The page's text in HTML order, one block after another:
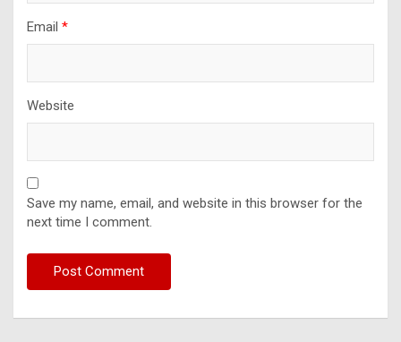
Email *
Website
Save my name, email, and website in this browser for the
next time I comment.